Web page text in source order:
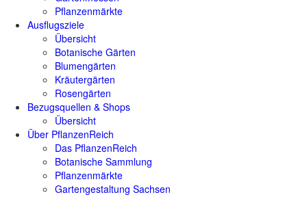
Pflanzenmärkte
Ausflugsziele
Übersicht
Botanische Gärten
Blumengärten
Kräutergärten
Rosengärten
Bezugsquellen & Shops
Übersicht
Über PflanzenReich
Das PflanzenReich
Botanische Sammlung
Pflanzenmärkte
Gartengestaltung Sachsen